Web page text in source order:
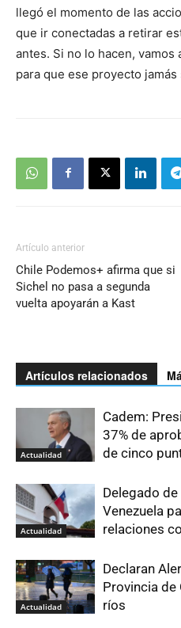
llegó el momento de las
que ir conectadas a retirar
antes. Si no lo hacen,
para que ese proyecto
Artículo anterior
Chile Podemos+ afirma que si
Sichel no pasa a segunda
vuelta apoyarán a Kast
Artículos relacionados
Actualidad
Cadem:
37% de
de cinco
Actualidad
Delegado
Venezuela
relaciones
Actualidad
Declaran
Provincia de
ríos